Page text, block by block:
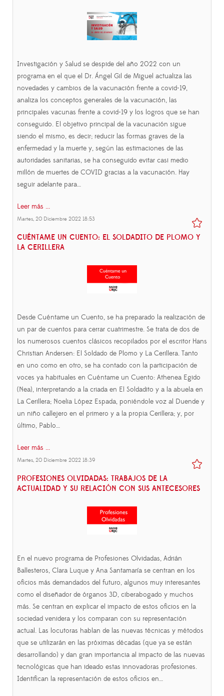
Investigación y Salud se despide del año 2022 con un
programa en el que el Dr. Ángel Gil de Miguel actualiza las
novedades y cambios de la vacunación frente a covid-19,
analiza los conceptos generales de la vacunación, las
principales vacunas frente a covid-19 y los logros que se han
conseguido. El objetivo principal de la vacunación sigue
siendo el mismo, es decir; reducir las formas graves de la
enfermedad y la muerte y, según las estimaciones de las
autoridades sanitarias, se ha conseguido evitar casi medio
millón de muertes de COVID gracias a la vacunación. Hay
seguir adelante para…
Leer más ...
Martes, 20 Diciembre 2022 18:53
CUÉNTAME UN CUENTO: EL SOLDADITO DE PLOMO Y
LA CERILLERA
Desde Cuéntame un Cuento, se ha preparado la realización de
un par de cuentos para cerrar cuatrimestre. Se trata de dos de
los numerosos cuentos clásicos recopilados por el escritor Hans
Christian Andersen: El Soldado de Plomo y La Cerillera. Tanto
en uno como en otro, se ha contado con la participación de
voces ya habituales en Cuéntame un Cuento: Athenea Egido
(Nea), interpretando a la criada en El Soldadito y a la abuela en
La Cerillera; Noelia López Espada, poniéndole voz al Duende y
un niño callejero en el primero y a la propia Cerillera; y, por
último, Pablo…
Leer más ...
Martes, 20 Diciembre 2022 18:39
PROFESIONES OLVIDADAS: TRABAJOS DE LA
ACTUALIDAD Y SU RELACIÓN CON SUS ANTECESORES
En el nuevo programa de Profesiones Olvidadas, Adrián
Ballesteros, Clara Luque y Ana Santamaría se centran en los
oficios más demandados del futuro, algunos muy interesantes
como el diseñador de órganos 3D, ciberabogado y muchos
más. Se centran en explicar el impacto de estos oficios en la
sociedad venidera y los comparan con su representación
actual. Las locutoras hablan de las nuevas técnicas y métodos
que se utilizarán en las próximas décadas (que ya se están
desarrollando) y dan gran importancia al impacto de las nuevas
tecnológicas que han ideado estas innovadoras profesiones.
Identifican la representación de estos oficios en…